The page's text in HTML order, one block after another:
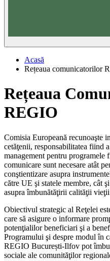
Acasă
Rețeaua comunicatorilor
Rețeaua
REGIO
Comisia Europeană recunoaşte
cetăţenii, responsabilitatea fiind
management pentru
comunicare sunt necesare atât
conştientizare asupra
către UE şi statele membre, cât
asupra îmbunătăţirii calităţii
Obiectivul strategic al Reţelei
care să asigure o informare
potenţialilor beneficiari şi a
Programului şi despre modul în
REGIO București-Ilfov pot
sociale ale comunităţilor